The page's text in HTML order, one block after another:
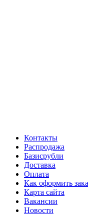
Контакты
Распродажа
Базисрубли
Доставка
Оплата
Как оформить
Карта сайта
Вакансии
Новости